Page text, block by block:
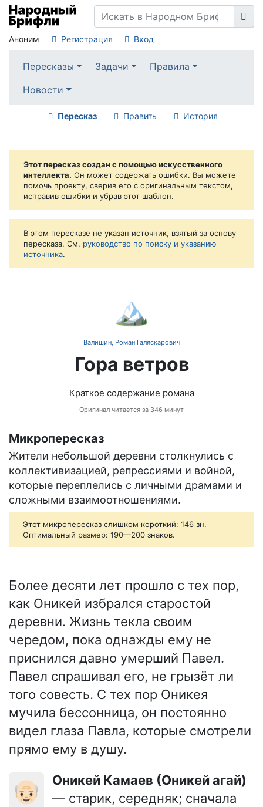
Аноним Регистрация Вход
Пересказы Задачи
Правила
Новости
Пересказ Править История
Этот пересказ создан с помощью искусственного
интеллекта. Он может содержать ошибки. Вы можете
помочь проекту, сверив его с оригинальным текстом,
исправив ошибки и убрав этот шаблон.
В этом пересказе не указан источник, взятый за основу
пересказа. См. руководство по поиску и указанию
источника.
🏔️
Валишин, Роман Галяскарович
Гора ветров
Краткое содержание романа
Оригинал читается за 346 минут
Микропересказ
Жители небольшой деревни столкнулись с
коллективизацией, репрессиями и войной,
которые переплелись с личными драмами и
сложными взаимоотношениями.
Этот микропересказ слишком короткий: 146 зн.
Оптимальный размер: 190—200 знаков.
Более десяти лет прошло с тех пор,
как Оникей избрался старостой
деревни. Жизнь текла своим
чередом, пока однажды ему не
приснился давно умерший Павел.
Павел спрашивал его, не грызёт ли
того совесть. С тех пор Оникея
мучила бессонница, он постоянно
видел глаза Павла, которые смотрели
прямо ему в душу.
👴🏻
Оникей Камаев (Оникей агай)
— старик, середняк; сначала